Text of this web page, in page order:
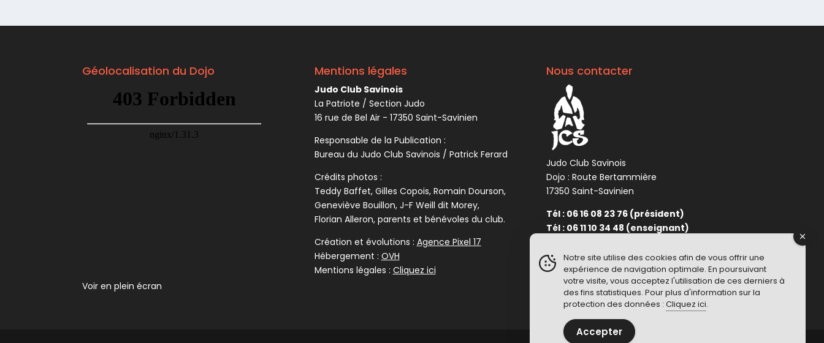
Géolocalisation du Dojo
Voir en plein écran
Mentions légales
Judo Club Savinois
La Patriote / Section Judo
16 rue de Bel Air - 17350 Saint-Savinien
Responsable de la Publication :
Bureau du Judo Club Savinois / Patrick Ferard
Crédits photos :
Teddy Baffet, Gilles Copois, Romain Dourson,
Geneviève Bouillon, J-F Weill dit Morey,
Florian Alleron, parents et bénévoles du club.
Création et évolutions : Agence Pixel 17
Hébergement : OVH
Mentions légales : Cliquez ici
Nous contacter
Judo Club Savinois
Dojo : Route Bertammière
17350 Saint-Savinien
Tél : 06 16 08 23 76 (président)
Tél : 06 11 10 34 48 (enseignant)
Notre site utilise des cookies afin de vous offrir une
expérience de navigation optimale. En poursuivant
votre visite, vous acceptez l'utilisation de ces derniers à
des fins statistiques. Pour plus d'information sur la
protection des données : Cliquez ici.
Accepter